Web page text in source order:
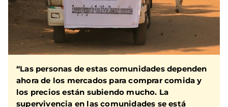
“Las personas de estas comunidades dependen
ahora de los mercados para comprar comida y
los precios están subiendo mucho. La
supervivencia en las comunidades se está